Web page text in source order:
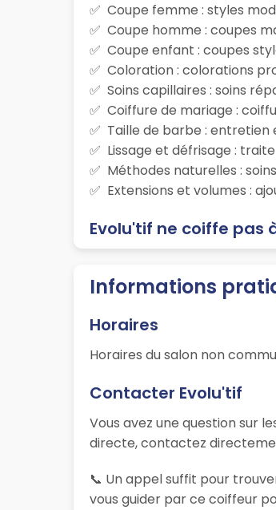
Coupe femme : styles
Coupe homme : coupes
Coupe enfant : coupes
Coloration : colorations
Soins capillaires : soins
Coiffure de mariage :
Taille de barbe : entretien
Lissage et défrisage :
Méthodes naturelles :
Extensions et volumes :
Evolu'tif ne coiffe pas
Informations
Horaires
Horaires du salon non
Contacter Evolu'tif
Vous avez une question sur
directe, contactez
📞 Un appel suffit pour
vous guider par ce coiffeur